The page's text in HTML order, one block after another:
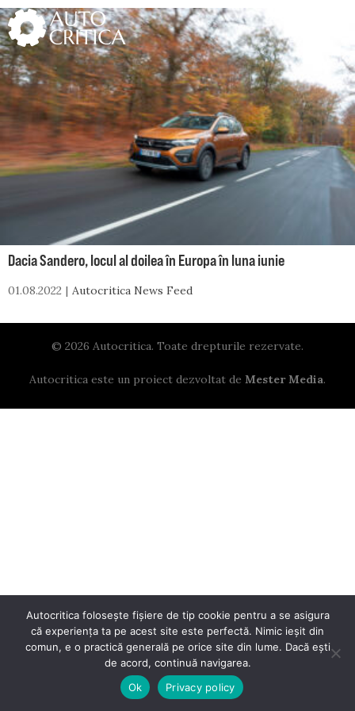
Skip
to
content
Dacia Sandero, locul al doilea în Europa în luna iunie
01.08.2022 Autocritica News Feed
© 2026 Autocritica. Toate drepturile rezervate.
Autocritica este un proiect dezvoltat de Mester Media.
Autocritica folosește fișiere de tip cookie pentru a se asigura
că experiența ta pe acest site este perfectă. Nimic ieșit din
comun, e o practică generală pe orice site din lume. Dacă ești
de acord, continuă navigarea.
Ok
Privacy policy